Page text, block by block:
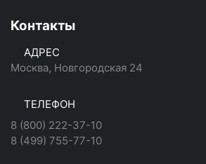
Контакты
АДРЕС
Москва, Новгородская 24
ТЕЛЕФОН
8 (800) 222-37-10
8 (499) 755-77-10